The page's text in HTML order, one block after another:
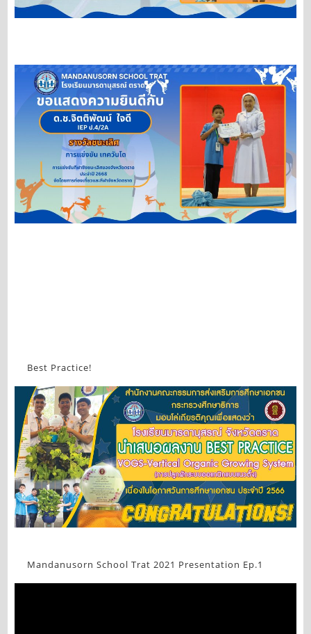
Best Practice!
Mandanusorn School Trat 2021 Presentation Ep.1